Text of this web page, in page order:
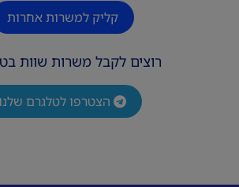
קליק למשרות אחרות
רוצים לקבל משרות שוות
הצטרפו לטלגרם